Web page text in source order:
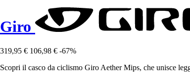
Giro
319,95 € 106,98 € -67%
Scopri il casco da ciclismo Giro Aether Mips, che unisce